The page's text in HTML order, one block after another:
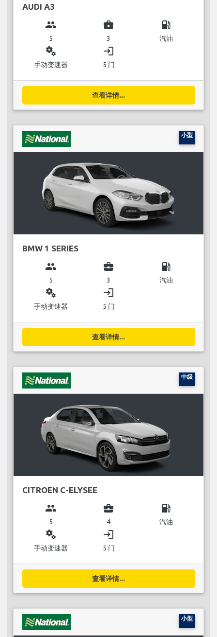
AUDI A3
group
5
business_center
3
local_gas_station
汽油
miscellaneous_services
手动变速器
login
5 门
查看详情...
小型
BMW 1 SERIES
group
5
business_center
3
local_gas_station
汽油
miscellaneous_services
手动变速器
login
5 门
查看详情...
中级
CITROEN C-ELYSEE
group
5
business_center
4
local_gas_station
汽油
miscellaneous_services
手动变速器
login
5 门
查看详情...
小型